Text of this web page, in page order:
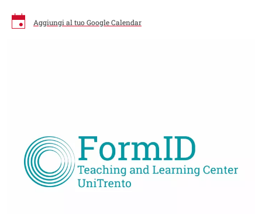
Aggiungi al tuo Google Calendar